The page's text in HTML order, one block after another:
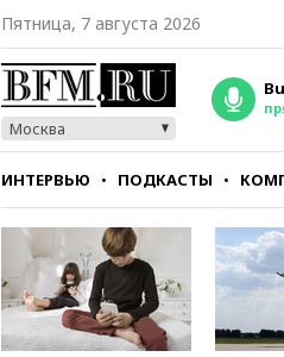
Пятница, 7 августа 2026
Москва
ИНТЕРВЬЮ ПОДКАСТЫ
СТИЛЬ ТЕСТЫ